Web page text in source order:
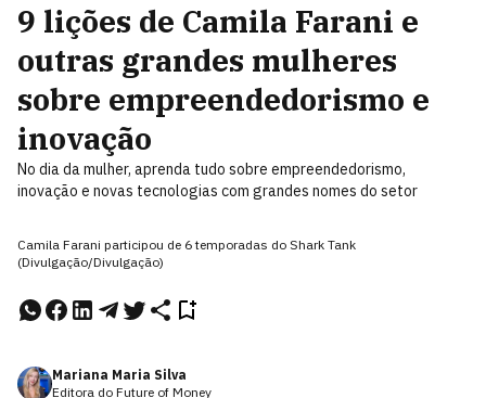
9 lições de Camila Farani e
outras grandes mulheres
sobre empreendedorismo e
inovação
No dia da mulher, aprenda tudo sobre empreendedorismo,
inovação e novas tecnologias com grandes nomes do setor
Camila Farani participou de 6 temporadas do Shark Tank
(Divulgação/Divulgação)
Mariana Maria Silva
Editora do Future of Money